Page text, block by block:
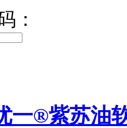
：
一®紫苏油